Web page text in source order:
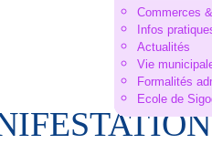
Commerces
Infos
Actualités
Vie
Formalités
Ecole de